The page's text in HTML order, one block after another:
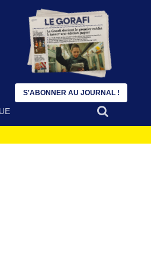
S'ABONNER AU JOURNAL !